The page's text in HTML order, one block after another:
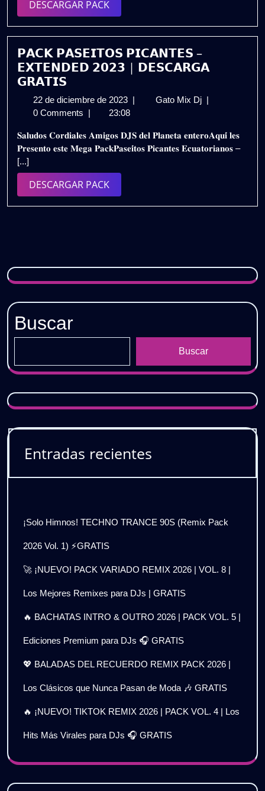
DESCARGAR PACKDESCARGAR
PACK
𝗣𝗔𝗖𝗞 𝗣𝗔𝗦𝗘𝗜𝗧𝗢𝗦 𝗣𝗜𝗖𝗔𝗡𝗧𝗘𝗦 –
𝗘𝗫𝗧𝗘𝗡𝗗𝗘𝗗 𝟮𝟬𝟮𝟯 | 𝗗𝗘𝗦𝗖𝗔𝗥𝗚𝗔
𝗚𝗥𝗔𝗧𝗜𝗦
22 de diciembre de 2023 22
de
de
2023
| Gato Mix Dj 𝗣𝗔𝗖𝗞
–
𝗘𝗫𝗧𝗘𝗡𝗗𝗘𝗗
|
0 Comments | 23:08
𝐒𝐚𝐥𝐮𝐝𝐨𝐬 𝐂𝐨𝐫𝐝𝐢𝐚𝐥𝐞𝐬 𝐀𝐦𝐢𝐠𝐨𝐬 𝐃𝐉𝐒 𝐝𝐞𝐥 𝐏𝐥𝐚𝐧𝐞𝐭𝐚 𝐞𝐧𝐭𝐞𝐫𝐨𝐀𝐪𝐮𝐢́ 𝐥𝐞𝐬
𝐏𝐫𝐞𝐬𝐞𝐧𝐭𝐨 𝐞𝐬𝐭𝐞 𝐌𝐞𝐠𝐚 𝐏𝐚𝐜𝐤𝐏𝐚𝐬𝐞𝐢́𝐭𝐨𝐬 𝐏𝐢𝐜𝐚𝐧𝐭𝐞𝐬 𝐄𝐜𝐮𝐚𝐭𝐨𝐫𝐢𝐚𝐧𝐨𝐬 –
[...]
DESCARGAR PACKDESCARGAR
PACK
Buscar
Buscar
Entradas recientes
¡Solo Himnos! TECHNO TRANCE 90S (Remix Pack
2026 Vol. 1) ⚡GRATIS
🚀 ¡NUEVO! PACK VARIADO REMIX 2026 | VOL. 8 |
Los Mejores Remixes para DJs | GRATIS
🔥 BACHATAS INTRO & OUTRO 2026 | PACK VOL. 5 |
Ediciones Premium para DJs 🎧 GRATIS
💖 BALADAS DEL RECUERDO REMIX PACK 2026 |
Los Clásicos que Nunca Pasan de Moda 🎶 GRATIS
🔥 ¡NUEVO! TIKTOK REMIX 2026 | PACK VOL. 4 | Los
Hits Más Virales para DJs 🎧 GRATIS